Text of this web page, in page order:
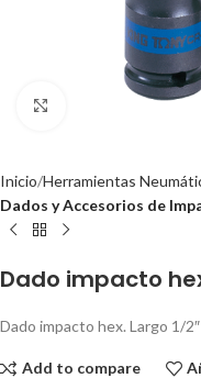
Clic para ampliar
Inicio Herramientas
Dados y Accesorios de
Dado impacto
Dado impacto hex. Largo 1/
Add to compare